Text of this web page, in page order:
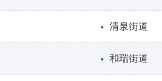
清泉街道
和瑞街道